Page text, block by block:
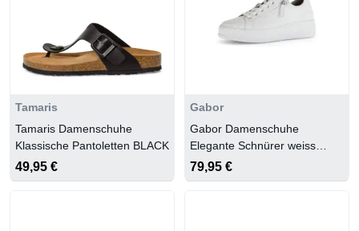
Tamaris
Tamaris Damenschuhe
Klassische Pantoletten BLACK
49,95 €
Gabor
Gabor Damenschuhe
Elegante Schnürer weiss
(silber)
79,95 €